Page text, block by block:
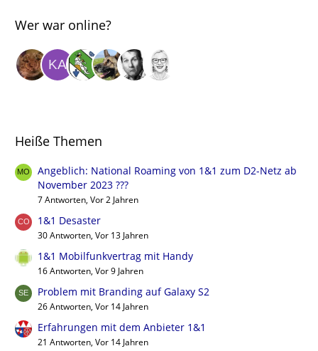
Wer war online?
Heiße Themen
Angeblich: National Roaming von 1&1 zum D2-Netz ab
November 2023 ???
7 Antworten, Vor 2 Jahren
1&1 Desaster
30 Antworten, Vor 13 Jahren
1&1 Mobilfunkvertrag mit Handy
16 Antworten, Vor 9 Jahren
Problem mit Branding auf Galaxy S2
26 Antworten, Vor 14 Jahren
Erfahrungen mit dem Anbieter 1&1
21 Antworten, Vor 14 Jahren